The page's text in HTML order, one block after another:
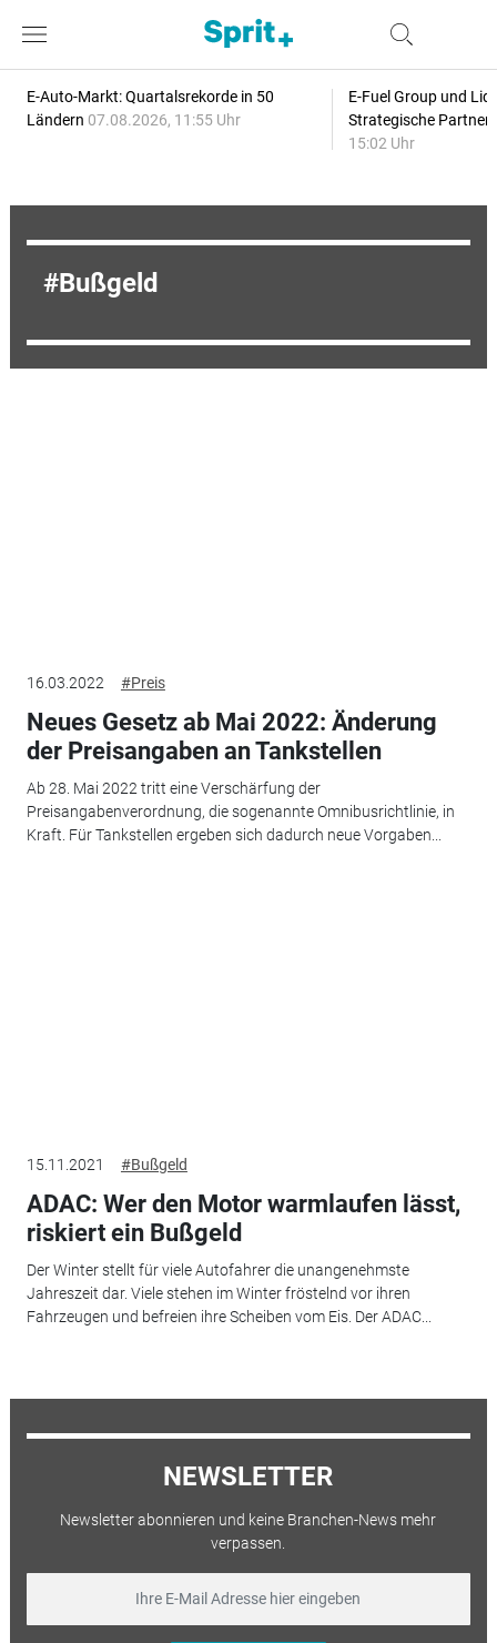
E-Auto-Markt: Quartalsrekorde in 50
Ländern 07.08.2026, 11:55 Uhr
E-Fuel Group und
Strategische
15:02 Uhr
Bußgeld
16.03.2022 #Preis
Neues Gesetz ab Mai 2022: Änderung
der Preisangaben an Tankstellen
Ab 28. Mai 2022 tritt eine Verschärfung der
Preisangabenverordnung, die sogenannte Omnibusrichtlinie, in
Kraft. Für Tankstellen ergeben sich dadurch neue Vorgaben...
15.11.2021 #Bußgeld
ADAC: Wer den Motor warmlaufen lässt,
riskiert ein Bußgeld
Der Winter stellt für viele Autofahrer die unangenehmste
Jahreszeit dar. Viele stehen im Winter fröstelnd vor ihren
Fahrzeugen und befreien ihre Scheiben vom Eis. Der ADAC...
NEWSLETTER
Newsletter abonnieren und keine Branchen-News mehr
verpassen.